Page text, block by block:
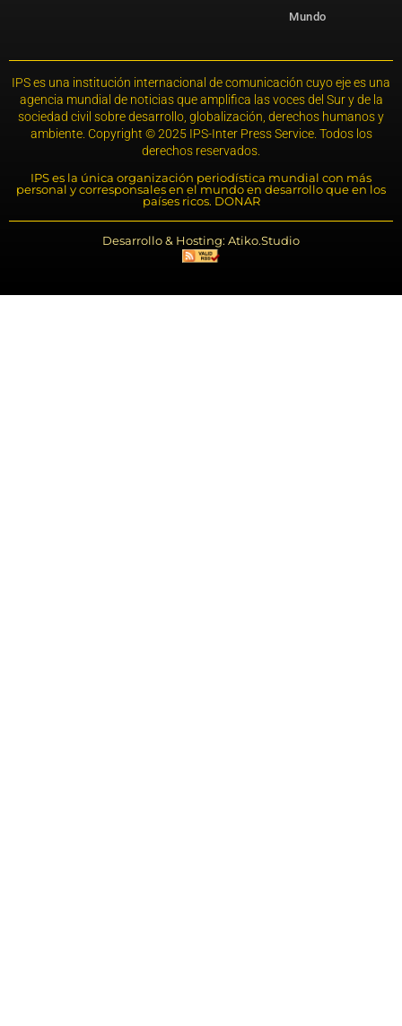
Mundo
IPS es una institución internacional de comunicación cuyo eje es una
agencia mundial de noticias que amplifica las voces del Sur y de la
sociedad civil sobre desarrollo, globalización, derechos humanos y
ambiente. Copyright © 2025 IPS-Inter Press Service. Todos los
derechos reservados.
IPS es la única organización periodística mundial con más
personal y corresponsales en el mundo en desarrollo que en los
países ricos. DONAR
Desarrollo & Hosting: Atiko.Studio